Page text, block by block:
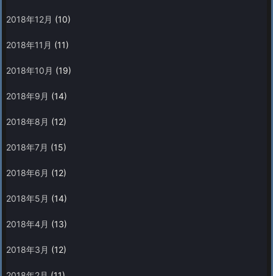
2018年12月 (10)
2018年11月 (11)
2018年10月 (19)
2018年9月 (14)
2018年8月 (12)
2018年7月 (15)
2018年6月 (12)
2018年5月 (14)
2018年4月 (13)
2018年3月 (12)